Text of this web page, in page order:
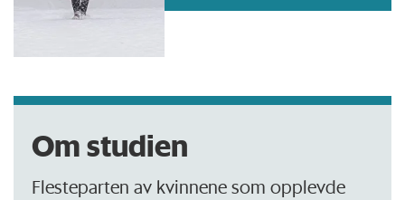
Om studien
Flesteparten av kvinnene som opplevde